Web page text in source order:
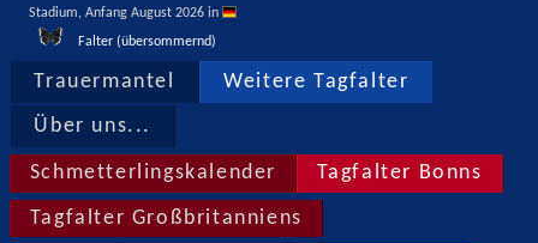
Stadium, Anfang August 2026 in
Falter (übersommernd)
Trauermantel Weitere Tagfalter
Über uns...
Schmetterlingskalender Tagfalter Bonns
Tagfalter Großbritanniens